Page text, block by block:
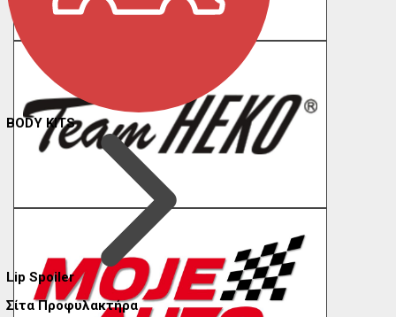
BODY KITS
Lip Spoiler
Σίτα Προφυλακτήρα